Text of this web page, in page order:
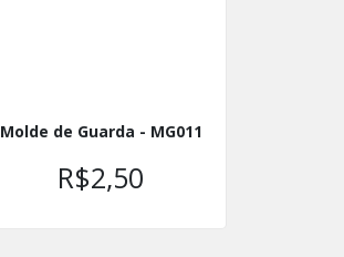
Molde de Guarda - MG011
R$2,50